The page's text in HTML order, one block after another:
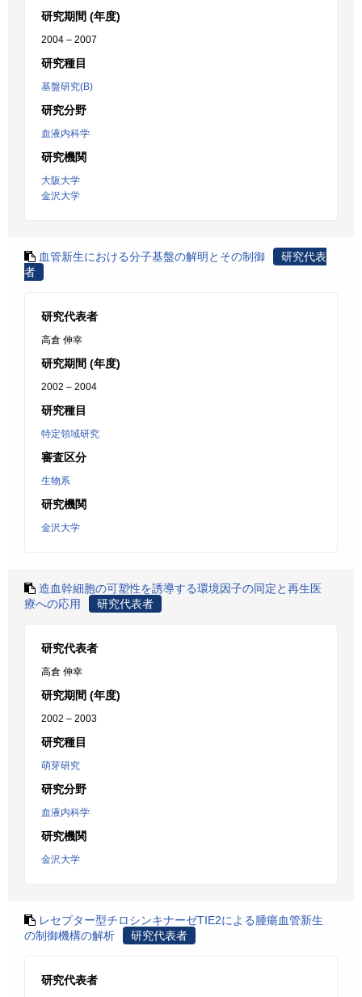
研究期間 (年度)
2004 – 2007
研究種目
基盤研究(B)
研究分野
血液内科学
研究機関
大阪大学
金沢大学
血管新生における分子基盤の解明とその制御
研究代表
者
研究代表者
高倉 伸幸
研究期間 (年度)
2002 – 2004
研究種目
特定領域研究
審査区分
生物系
研究機関
金沢大学
造血幹細胞の可塑性を誘導する環境因子の同定と再生医
療への応用
研究代表者
研究代表者
高倉 伸幸
研究期間 (年度)
2002 – 2003
研究種目
萌芽研究
研究分野
血液内科学
研究機関
金沢大学
レセプター型チロシンキナーゼTIE2による腫瘍血管新生
の制御機構の解析
研究代表者
研究代表者